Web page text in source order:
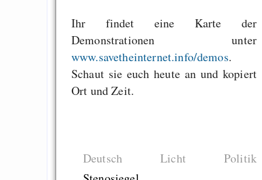
Ihr findet eine Karte der
Demonstrationen unter
www.savetheinternet.info/demos.
Schaut sie euch heute an und kopiert
Ort und Zeit.
Deutsch Licht
Politik
Draketo neu:
64% für
der Vermögenssteuer
Digitale Euro nur